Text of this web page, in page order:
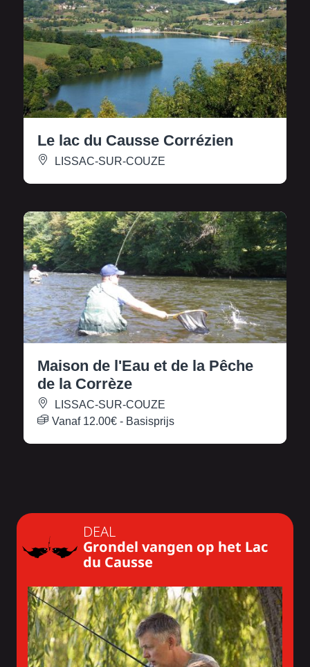
Le lac du Causse Corrézien
LISSAC-SUR-COUZE
Maison de l'Eau et de la Pêche
de la Corrèze
LISSAC-SUR-COUZE
Vanaf 12.00€ - Basisprijs
DEAL
Grondel vangen op het Lac
du Causse